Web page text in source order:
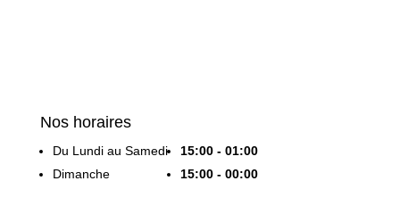
Nos horaires
Du Lundi au Samedi
Dimanche
15:00 - 01:00
15:00 - 00:00